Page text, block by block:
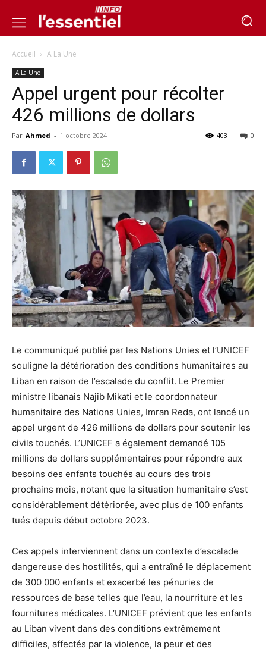
Accueil A La Une
A La Une
Appel urgent pour récolter
426 millions de dollars
Par Ahmed - 1 octobre 2024 0
403
Le communiqué publié par les Nations Unies et l’UNICEF
souligne la détérioration des conditions humanitaires au
Liban en raison de l’escalade du conflit. Le Premier
ministre libanais Najib Mikati et le coordonnateur
humanitaire des Nations Unies, Imran Reda, ont lancé un
appel urgent de 426 millions de dollars pour soutenir les
civils touchés. L’UNICEF a également demandé 105
millions de dollars supplémentaires pour répondre aux
besoins des enfants touchés au cours des trois
prochains mois, notant que la situation humanitaire s’est
considérablement détériorée, avec plus de 100 enfants
tués depuis début octobre 2023.
Ces appels interviennent dans un contexte d’escalade
dangereuse des hostilités, qui a entraîné le déplacement
de 300 000 enfants et exacerbé les pénuries de
ressources de base telles que l’eau, la nourriture et les
fournitures médicales. L’UNICEF prévient que les enfants
au Liban vivent dans des conditions extrêmement
difficiles, affectés par la violence, la peur et des